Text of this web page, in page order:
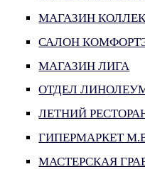
МАГАЗИН
САЛОН
МАГАЗИН ЛИГА
ОТДЕЛ
ЛЕТНИЙ
ГИПЕРМАРКЕТ
МАСТЕРСКАЯ